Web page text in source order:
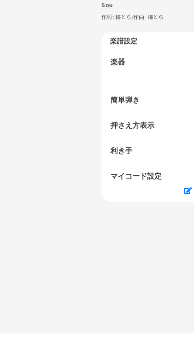
Sou
作詞 :梅とら/作曲 :梅とら
楽譜設定
楽器
簡単弾き
押さえ方表示
利き手
マイコード設定